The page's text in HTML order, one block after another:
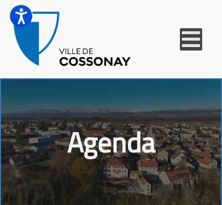
Agenda